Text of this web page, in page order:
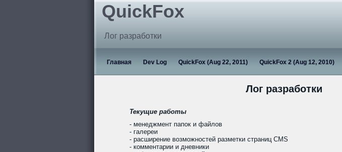
QuickFox
Лог разработки
Главная Dev Log QuickFox (Aug 22, 2011) QuickFox 2 (Aug 12, 2010)
Лог разработки
Текущие работы
- менеджмент папок и файлов
- галереи
- расширение возможностей разметки страниц CMS
- комментарии и дневники